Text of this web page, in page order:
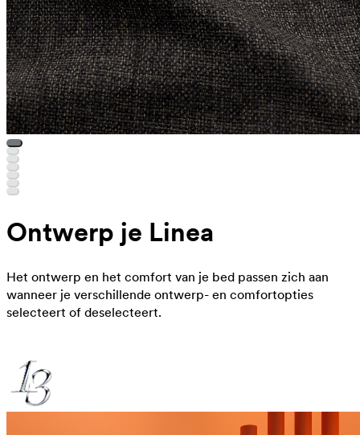
Ontwerp je Linea
Het ontwerp en het comfort van je bed passen zich aan
wanneer je verschillende ontwerp- en comfortopties
selecteert of deselecteert.